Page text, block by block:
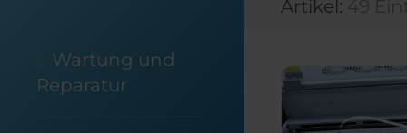
Wartung und
Reparatur
Artikel: